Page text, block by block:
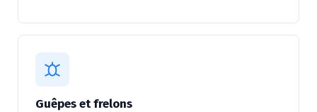
Guêpes et frelons